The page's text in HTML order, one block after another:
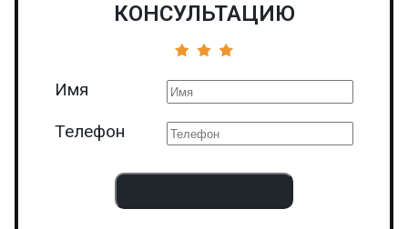
КОНСУЛЬТАЦИЮ
Имя
Телефон